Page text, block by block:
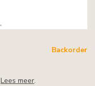
Backorder
Lees meer.